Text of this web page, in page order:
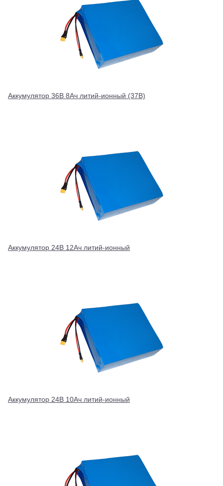
Аккумулятор 36В 8Ач литий-ионный (37В)
Аккумулятор 24В 12Ач литий-ионный
Аккумулятор 24В 10Ач литий-ионный